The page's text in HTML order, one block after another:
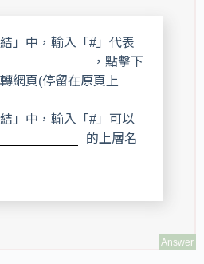
」中，輸入「#」代表
，點擊下
網頁(停留在原頁上
」中，輸入「#」可以
的上層名
Answer